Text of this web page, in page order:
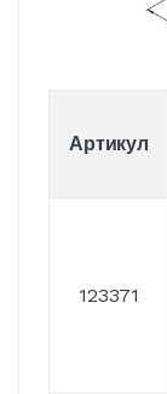
Артикул
123371